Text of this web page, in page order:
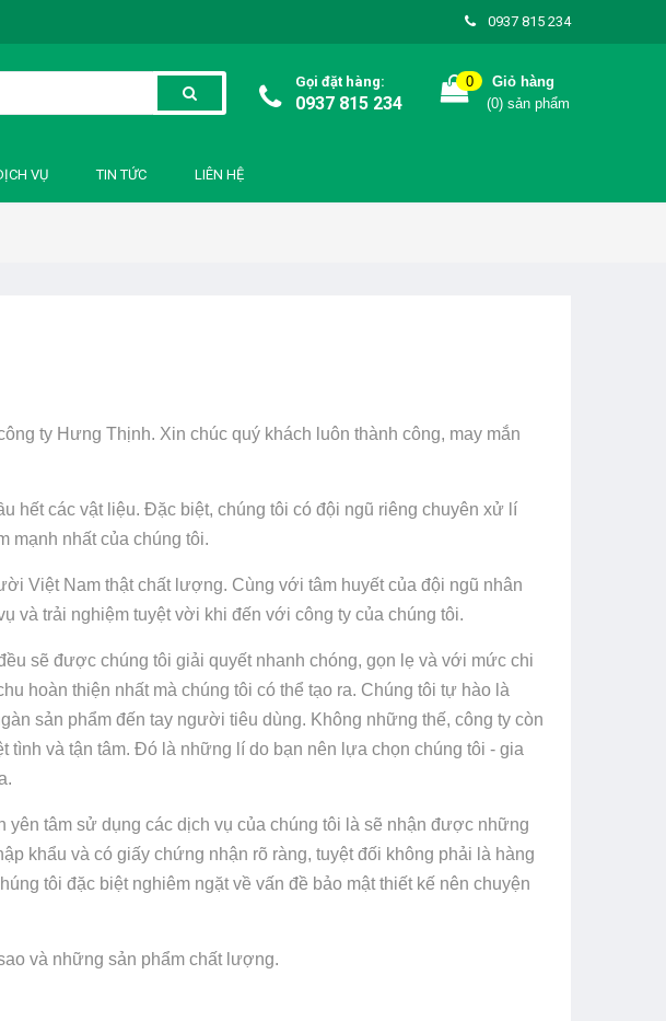
0937 815 234
Gọi đặt hàng:
0937 815 234
0
Giỏ hàng
(0) sản phẩm
VỤ TIN TỨC LIÊN HỆ
ty Hưng Thịnh. Xin chúc quý khách luôn thành công, may mắn
hết các vật liệu. Đặc biệt, chúng tôi có đội ngũ riêng chuyên xử lí
mạnh nhất của chúng tôi.
Việt Nam thật chất lượng. Cùng với tâm huyết của đội ngũ nhân
và trải nghiệm tuyệt vời khi đến với công ty của chúng tôi.
sẽ được chúng tôi giải quyết nhanh chóng, gọn lẹ và với mức chi
hoàn thiện nhất mà chúng tôi có thể tạo ra. Chúng tôi tự hào là
sản phẩm đến tay người tiêu dùng. Không những thế, công ty còn
và tận tâm. Đó là những lí do bạn nên lựa chọn chúng tôi - gia
yên tâm sử dụng các dịch vụ của chúng tôi là sẽ nhận được những
khẩu và có giấy chứng nhận rõ ràng, tuyệt đối không phải là hàng
tôi đặc biệt nghiêm ngặt về vấn đề bảo mật thiết kế nên chuyện
và những sản phẩm chất lượng.